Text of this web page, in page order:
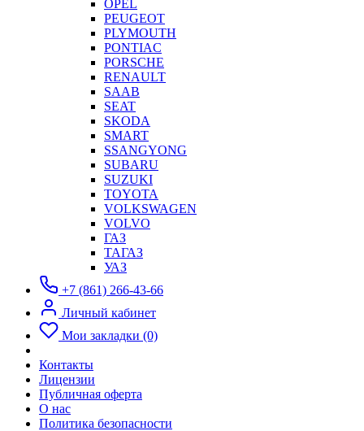
OPEL
PEUGEOT
PLYMOUTH
PONTIAC
PORSCHE
RENAULT
SAAB
SEAT
SKODA
SMART
SSANGYONG
SUBARU
SUZUKI
TOYOTA
VOLKSWAGEN
VOLVO
ГАЗ
ТАГАЗ
УАЗ
+7 (861) 266-43-66
Личный кабинет
Мои закладки (0)
Контакты
Лицензии
Публичная оферта
О нас
Политика безопасности